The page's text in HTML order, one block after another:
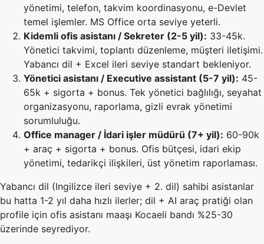
yönetimi, telefon, takvim koordinasyonu, e-Devlet
temel işlemler. MS Office orta seviye yeterli.
Kidemli ofis asistanı / Sekreter (2-5 yil): 33-45k.
Yönetici takvimi, toplantı düzenleme, müşteri iletişimi.
Yabancı dil + Excel ileri seviye standart bekleniyor.
Yönetici asistanı / Executive assistant (5-7 yil): 45-
65k + sigorta + bonus. Tek yönetici bağlılığı, seyahat
organizasyonu, raporlama, gizli evrak yönetimi
sorumluluğu.
Office manager / İdari işler müdürü (7+ yil): 60-90k
+ araç + sigorta + bonus. Ofis bütçesi, idari ekip
yönetimi, tedarikçi ilişkileri, üst yönetim raporlaması.
Yabancı dil (Ingilizce ileri seviye + 2. dil) sahibi asistanlar
bu hatta 1-2 yıl daha hızlı ilerler; dil + AI araç pratiği olan
profile için ofis asistanı maaşı Kocaeli bandı %25-30
üzerinde seyrediyor.